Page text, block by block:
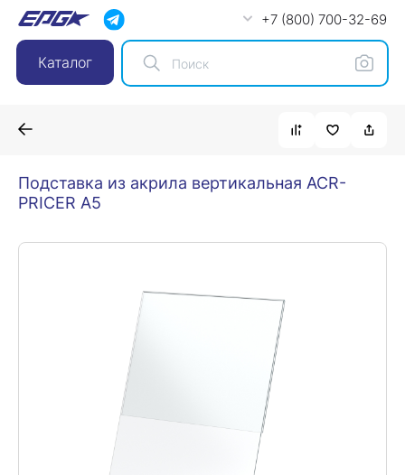
+7 (800) 700-32-69
Каталог
Подставка из акрила вертикальная ACR-
PRICER A5